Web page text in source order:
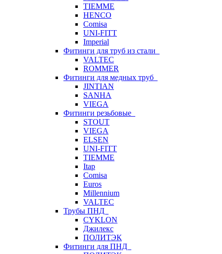
TIEMME
HENCO
Comisa
UNI-FITT
Imperial
Фитинги для труб из стали
VALTEC
ROMMER
Фитинги для медных труб
JINTIAN
SANHA
VIEGA
Фитинги резьбовые
STOUT
VIEGA
ELSEN
UNI-FITT
TIEMME
Itap
Comisa
Euros
Millennium
VALTEC
Трубы ПНД
CYKLON
Джилекс
ПОЛИТЭК
Фитинги для ПНД